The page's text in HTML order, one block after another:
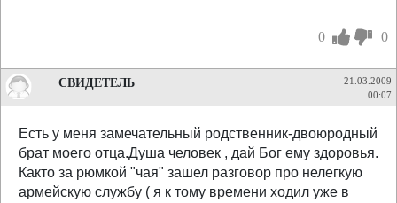
0 0
СВИДЕТЕЛЬ
21.03.2009
00:07
Есть у меня замечательный родственник-двоюродный
брат моего отца.Душа человек , дай Бог ему здоровья.
Както за рюмкой "чая" зашел разговор про нелегкую
армейскую службу ( я к тому времени ходил уже в